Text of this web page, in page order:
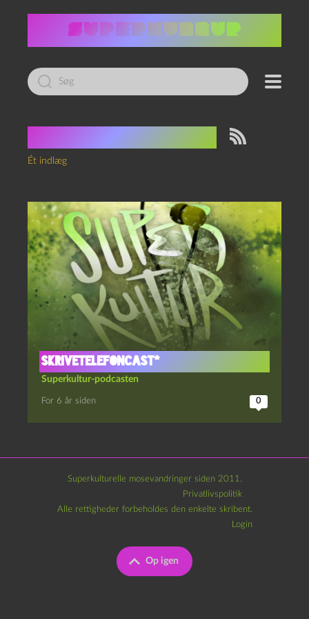
Led
efter:
Ét indlæg
Skrivetelefoncast*
Superkultur-podcasten
For 6 år siden 0
Superkulturelle mosevandringer siden 2011.
Privatlivspolitik
Op igen
Alle rettigheder forbeholdes den enkelte skribent.
Login